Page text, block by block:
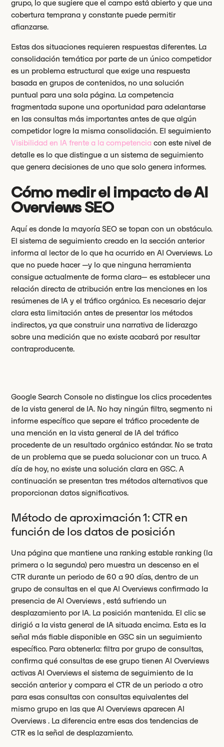
grupo, lo que sugiere que el campo está abierto y que una
cobertura temprana y constante puede permitir
afianzarse.
Estas dos situaciones requieren respuestas diferentes. La
consolidación temática por parte de un único competidor
es un problema estructural que exige una respuesta
basada en grupos de contenidos, no una solución
puntual para una sola página. La competencia
fragmentada supone una oportunidad para adelantarse
en las consultas más importantes antes de que algún
competidor logre la misma consolidación. El seguimiento
Visibilidad en IA frente a la competencia con este nivel de
detalle es lo que distingue a un sistema de seguimiento
que genera decisiones de uno que solo genera informes.
Cómo medir el impacto de AI
Overviews SEO
Aquí es donde la mayoría SEO se topan con un obstáculo.
El sistema de seguimiento creado en la sección anterior
informa al lector de lo que ha ocurrido en AI Overviews. Lo
que no puede hacer —y lo que ninguna herramienta
consigue actualmente de forma clara— es establecer una
relación directa de atribución entre las menciones en los
resúmenes de IA y el tráfico orgánico. Es necesario dejar
clara esta limitación antes de presentar los métodos
indirectos, ya que construir una narrativa de liderazgo
sobre una medición que no existe acabará por resultar
contraproducente.
Google Search Console no distingue los clics procedentes
de la vista general de IA. No hay ningún filtro, segmento ni
informe específico que separe el tráfico procedente de
una mención en la vista general de IA del tráfico
procedente de un resultado orgánico estándar. No se trata
de un problema que se pueda solucionar con un truco. A
día de hoy, no existe una solución clara en GSC. A
continuación se presentan tres métodos alternativos que
proporcionan datos significativos.
Método de aproximación 1: CTR en
función de los datos de posición
Una página que mantiene una ranking estable ranking (la
primera o la segunda) pero muestra un descenso en el
CTR durante un periodo de 60 a 90 días, dentro de un
grupo de consultas en el que AI Overviews confirmado la
presencia de AI Overviews , está sufriendo un
desplazamiento por IA. La posición mantenida. El clic se
dirigió a la vista general de IA situada encima. Esta es la
señal más fiable disponible en GSC sin un seguimiento
específico. Para obtenerla: filtra por grupo de consultas,
confirma qué consultas de ese grupo tienen AI Overviews
activas AI Overviews el sistema de seguimiento de la
sección anterior y compara el CTR de un periodo a otro
para esas consultas con consultas equivalentes del
mismo grupo en las que AI Overviews aparecen AI
Overviews . La diferencia entre esas dos tendencias de
CTR es la señal de desplazamiento.